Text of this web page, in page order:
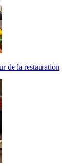
de la restauration